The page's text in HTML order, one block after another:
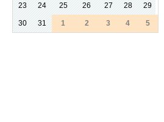
23
24 25 26 27 28 29
30 31 1 2 3 4 5